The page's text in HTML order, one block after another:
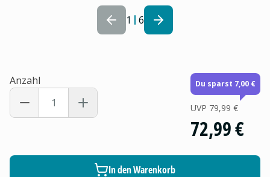
1 6
Anzahl Du sparst 7,00 €
UVP 79,99 €
72,99 €
In den Warenkorb